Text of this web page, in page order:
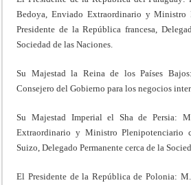
Bedoya, Enviado Extraordinario y Ministro
Presidente de la República francesa,
Sociedad de las Naciones.
Su Majestad la Reina de los Países
Consejero del Gobierno para los negocios
Su Majestad Imperial el Sha de Persia:
Extraordinario y Ministro Plenipotenciario
Suizo, Delegado Permanente cerca de la
El Presidente de la República de Polonia: